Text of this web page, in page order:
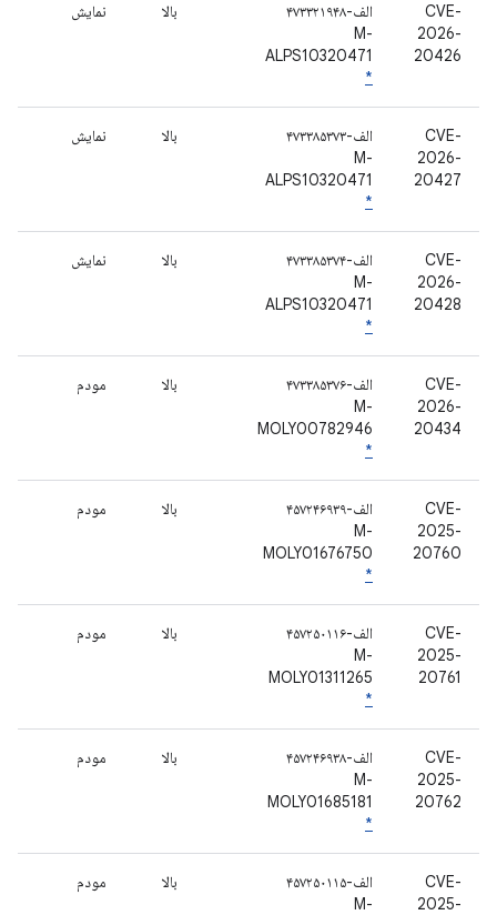
CVE-
2026-
20426
الف-۴۷۳۳۲۱۹۴۸
M-
ALPS10320471
*
بالا نمایش
CVE-
2026-
20427
الف-۴۷۳۳۸۵۳۷۳
M-
ALPS10320471
*
بالا نمایش
CVE-
2026-
20428
الف-۴۷۳۳۸۵۳۷۴
M-
ALPS10320471
*
بالا نمایش
CVE-
2026-
20434
الف-۴۷۳۳۸۵۳۷۶
M-
MOLY00782946
*
بالا مودم
CVE-
2025-
20760
الف-۴۵۷۲۴۶۹۳۹
M-
MOLY01676750
*
بالا مودم
CVE-
2025-
20761
الف-۴۵۷۲۵۰۱۱۶
M-
MOLY01311265
*
بالا مودم
CVE-
2025-
20762
الف-۴۵۷۲۴۶۹۳۸
M-
MOLY01685181
*
بالا مودم
CVE-
2025-
الف-۴۵۷۲۵۰۱۱۵
M-
بالا مودم